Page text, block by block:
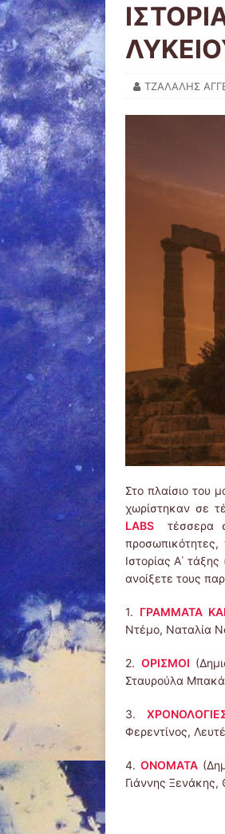
ΤΖΑΛΑΛΗΣ
Στο πλαίσιο του
χωρίστηκαν σε
LABS
τέσσερα
προσωπικότητες,
Ιστορίας Α΄
ανοίξετε τους
1. ΓΡΑΜΜΑΤΑ
Ντέμο, Ναταλία
2. ΟΡΙΣΜΟΙ
Σταυρούλα
3.
Φερεντίνος,
4. ΟΝΟΜΑΤΑ
Γιάννης